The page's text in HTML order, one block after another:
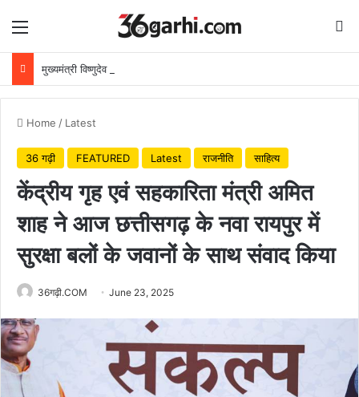
Menu
Home / Latest
36 गढ़ी FEATURED Latest राजनीति साहित्य
केंद्रीय गृह एवं सहकारिता मंत्री अमित
शाह ने आज छत्तीसगढ़ के नवा रायपुर में
सुरक्षा बलों के जवानों के साथ संवाद किया
36गढ़ी.COM June 23, 2025